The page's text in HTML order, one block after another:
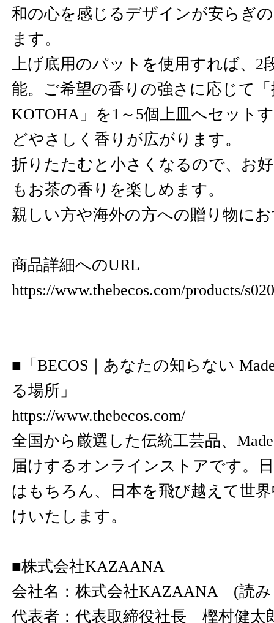
和の心を感じるデザインが安らぎ
ます。
上げ底用のパットを使用すれば、2
能。ご希望の香りの強さに応じて
KOTOHA」を1～5個上皿へセット
どやさしく香りが広がります。
折りたたむと小さくなるので、お
もお茶の香りを楽しめます。
親しい方や海外の方への贈り物に
商品詳細へのURL
https://www.thebecos.com/products/
■「BECOS｜あなたの知らない
る場所」
https://www.thebecos.com/
全国から厳選した伝統工芸品、
届けするオンラインストアです。
はもちろん、日本を飛び越えて世
けいたします。
■株式会社KAZAANA
会社名：株式会社KAZAANA (読
代表者：代表取締役社長 樫村健太